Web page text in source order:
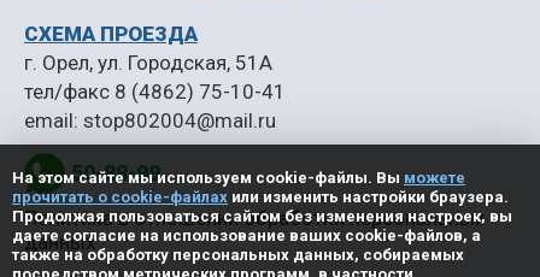
50-88-99
СХЕМА ПРОЕЗДА
г. Орел, ул. Городская, 51А
тел/факс 8 (4862) 75-10-41
email: stop802004@mail.ru
Политика в отношении обработки персональных
данных
На этом сайте мы используем cookie-файлы. Вы можете
прочитать о cookie-файлах или изменить настройки браузера.
Продолжая пользоваться сайтом без изменения настроек, вы
даете согласие на использование ваших cookie-файлов, а
также на обработку персональных данных, собираемых